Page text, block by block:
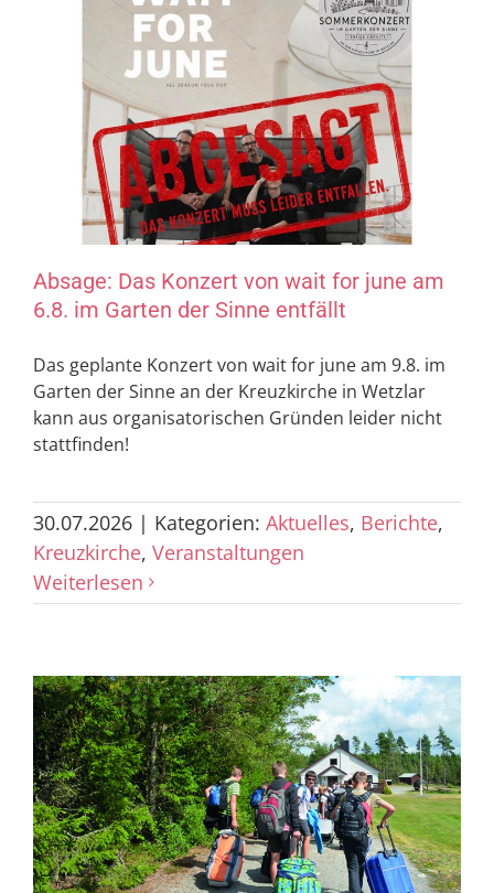
Absage: Das Konzert von wait for june am
6.8. im Garten der Sinne entfällt
Das geplante Konzert von wait for june am 9.8. im
Garten der Sinne an der Kreuzkirche in Wetzlar
kann aus organisatorischen Gründen leider nicht
stattfinden!
30.07.2026 | Kategorien: Aktuelles, Berichte,
Kreuzkirche, Veranstaltungen
Weiterlesen